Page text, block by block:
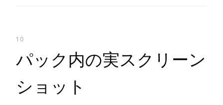
10
パック内の実スクリーン
ショット